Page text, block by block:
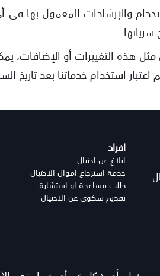
والإرشادات المعمول بها في
هذه التغييرات أو الإضافات،
استخدام خدماتنا بعد تاريخ
افراد
ابلاغ عن احتيال
خدمة استرجاع اموال الاحتيال
طلب مساعدة او استشارة
تقديم شكوى عن الاحتيال